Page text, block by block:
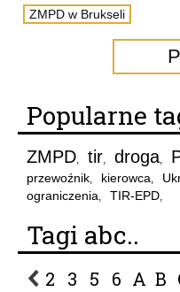
ZMPD w Brukseli
Popularne
ZMPD, tir, droga,
przewoźnik, kierowca,
ograniczenia, TIR-EPD,
Tagi abc..
2 3 5 6 A B